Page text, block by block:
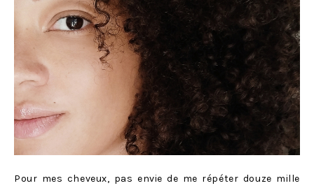
Pour mes cheveux, pas envie de me répéter douze mille